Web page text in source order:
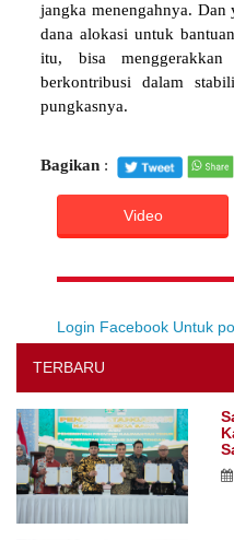
jangka menengahnya.
dana alokasi untuk
itu, bisa menggerakkan
berkontribusi dalam
pungkasnya.
Bagikan :
Video
Login Facebook Untuk
TERBARU